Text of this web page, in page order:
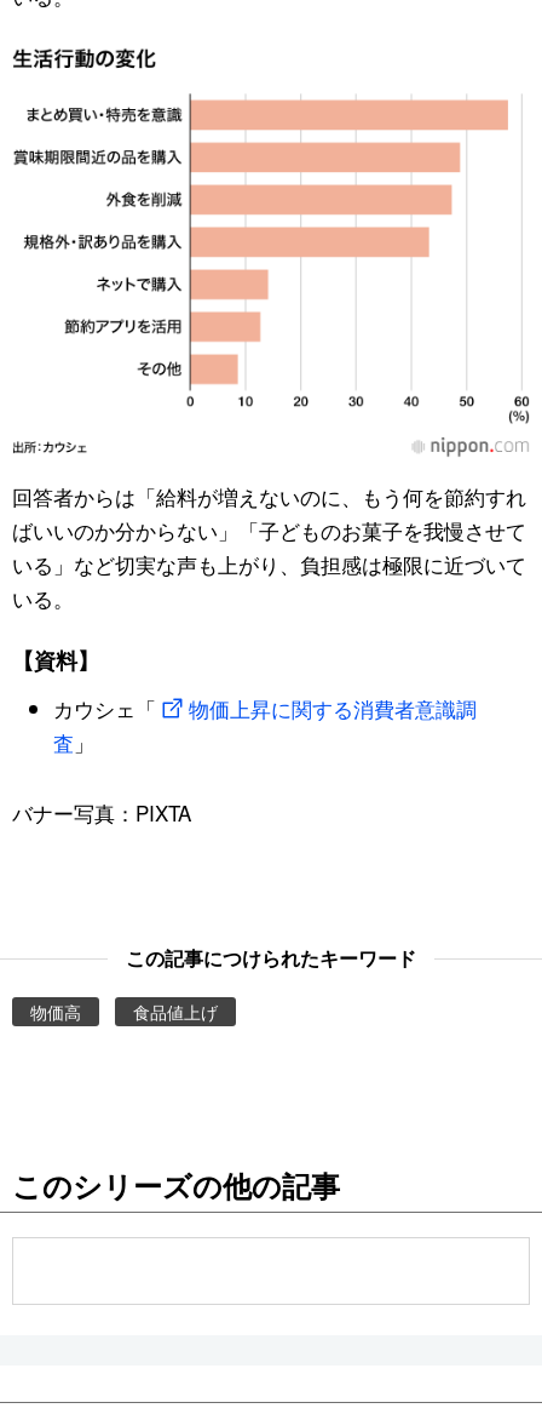
回答者からは「給料が増えないのに、もう何を節約すれ
ばいいのか分からない」「子どものお菓子を我慢させて
いる」など切実な声も上がり、負担感は極限に近づいて
いる。
【資料】
カウシェ「
物価上昇に関する消費者意識調
査 」
バナー写真：PIXTA
この記事につけられたキーワード
物価高 食品値上げ
このシリーズの他の記事